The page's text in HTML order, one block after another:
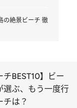
の絶景ビーチ 徹
チBEST10】ビー
選ぶ、もう一度行
チは？